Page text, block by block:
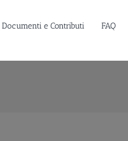
Documenti e Contributi FAQ